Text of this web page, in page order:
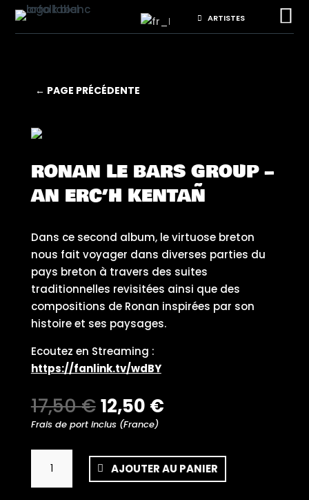
ARTISTES 
← PAGE PRÉCÉDENTE
RONAN LE BARS GROUP –
AN ERC’H KENTAÑ
Dans ce second album, le virtuose breton
nous fait voyager dans diverses parties du
pays breton à travers des suites
traditionnelles revisitées ainsi que des
compositions de Ronan inspirées par son
histoire et ses paysages.
Ecoutez en Streaming :
https://fanlink.tv/wdBY
17,50€ Le
prix
était :
17,50 €.
12,50 €Le
est :
12,50 €.
Frais de port inclus (France)
Ronan
AJOUTER AU PANIER